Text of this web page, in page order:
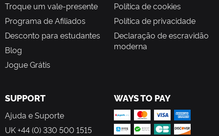
Troque um vale-presente
Programa de Afiliados
Desconto para estudantes
Blog
Jogue Grátis
Política de cookies
Política de privacidade
Declaração de escravidão
moderna
SUPPORT
Ajuda e Suporte
UK +44 (0) 330 500 1515
WAYS TO PAY